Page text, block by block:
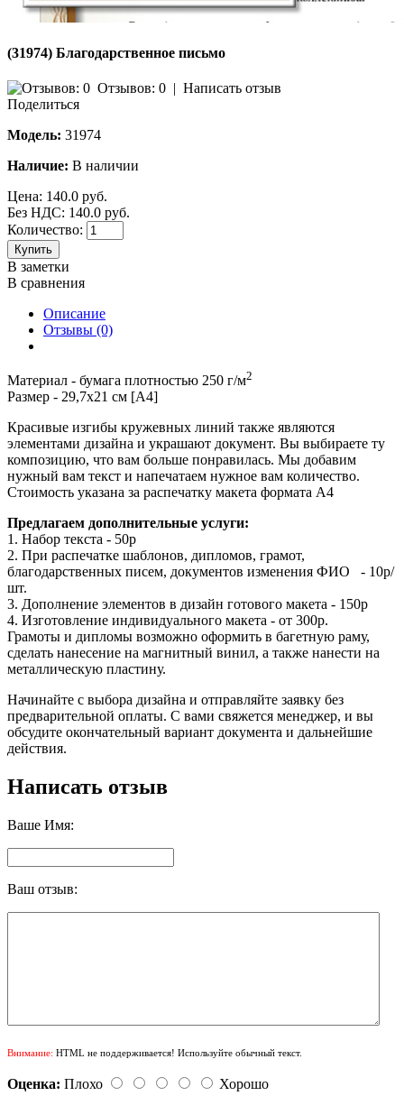
(31974) Благодарственное письмо
Отзывов: 0 | Написать отзыв
Поделиться
Модель: 31974
Наличие: В наличии
Цена: 140.0 руб.
Без НДС: 140.0 руб.
Количество:
Купить
В заметки
В сравнения
Описание
Отзывы (0)
Материал - бумага плотностью 250 г/м2
Размер - 29,7х21 см [А4]
Красивые изгибы кружевных линий также являются
элементами дизайна и украшают документ. Вы выбираете ту
композицию, что вам больше понравилась. Мы добавим
нужный вам текст и напечатаем нужное вам количество.
Стоимость указана за распечатку макета формата А4
Предлагаем дополнительные услуги:
1. Набор текста - 50р
2. При распечатке шаблонов, дипломов, грамот,
благодарственных писем, документов изменения ФИО - 10р/
шт.
3. Дополнение элементов в дизайн готового макета - 150р
4. Изготовление индивидуального макета - от 300р.
Грамоты и дипломы возможно оформить в багетную раму,
сделать нанесение на магнитный винил, а также нанести на
металлическую пластину.
Начинайте с выбора дизайна и отправляйте заявку без
предварительной оплаты. С вами свяжется менеджер, и вы
обсудите окончательный вариант документа и дальнейшие
действия.
Написать отзыв
Ваше Имя:
Ваш отзыв:
Внимание: HTML не поддерживается! Используйте обычный текст.
Оценка: Плохо
Хорошо